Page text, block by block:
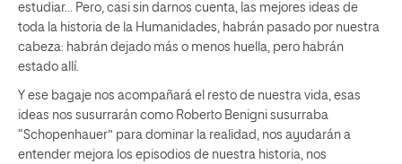
estudiar… Pero, casi sin darnos cuenta, las mejores ideas de
toda la historia de la Humanidades, habrán pasado por nuestra
cabeza: habrán dejado más o menos huella, pero habrán
estado allí.
Y ese bagaje nos acompañará el resto de nuestra vida, esas
ideas nos susurrarán como Roberto Benigni susurraba
“Schopenhauer” para dominar la realidad, nos ayudarán a
entender mejora los episodios de nuestra historia, nos